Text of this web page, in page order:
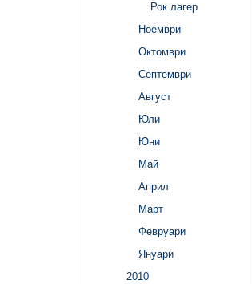
Рок лагер
Ноември
Октомври
Септември
Август
Юли
Юни
Май
Април
Март
Февруари
Януари
2010